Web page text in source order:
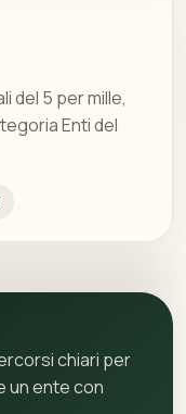
del 5 per mille,
Enti del
chiari per
un ente con